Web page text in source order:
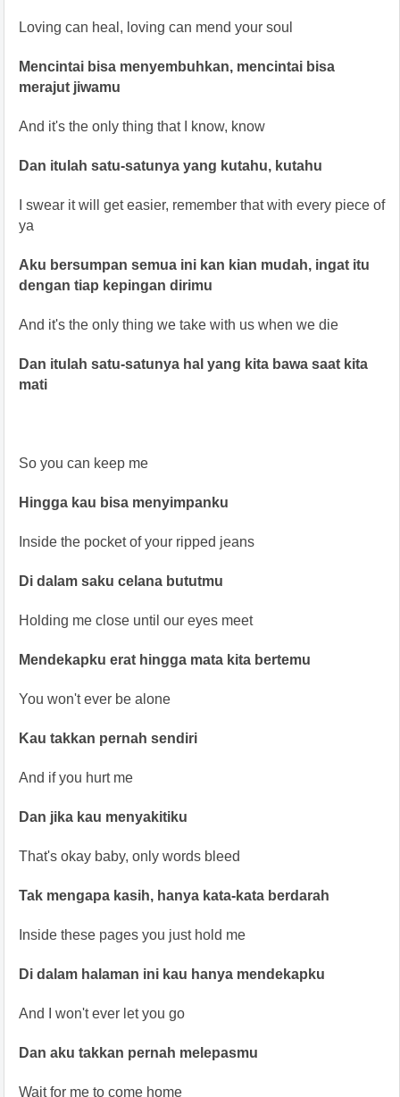
Loving can heal, loving can mend your soul
Mencintai bisa menyembuhkan, mencintai bisa
merajut jiwamu
And it's the only thing that I know, know
Dan itulah satu-satunya yang kutahu, kutahu
I swear it will get easier, remember that with every piece of
ya
Aku bersumpan semua ini kan kian mudah, ingat itu
dengan tiap kepingan dirimu
And it's the only thing we take with us when we die
Dan itulah satu-satunya hal yang kita bawa saat kita
mati
So you can keep me
Hingga kau bisa menyimpanku
Inside the pocket of your ripped jeans
Di dalam saku celana bututmu
Holding me close until our eyes meet
Mendekapku erat hingga mata kita bertemu
You won't ever be alone
Kau takkan pernah sendiri
And if you hurt me
Dan jika kau menyakitiku
That's okay baby, only words bleed
Tak mengapa kasih, hanya kata-kata berdarah
Inside these pages you just hold me
Di dalam halaman ini kau hanya mendekapku
And I won't ever let you go
Dan aku takkan pernah melepasmu
Wait for me to come home